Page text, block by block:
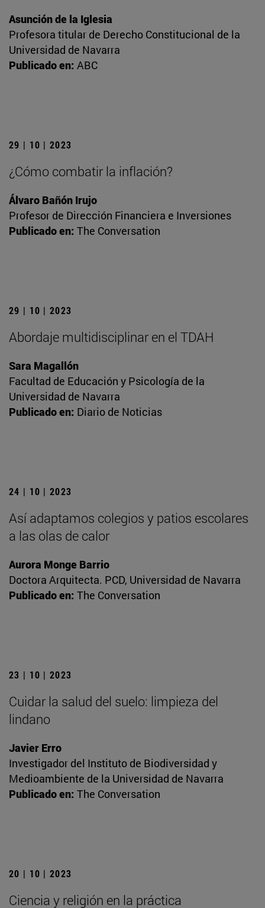
Asunción de la Iglesia
Profesora titular de Derecho Constitucional de la
Universidad de Navarra
Publicado en: ABC
29 | 10 | 2023
¿Cómo combatir la inflación?
Álvaro Bañón Irujo
Profesor de Dirección Financiera e Inversiones
Publicado en: The Conversation
29 | 10 | 2023
Abordaje multidisciplinar en el TDAH
Sara Magallón
Facultad de Educación y Psicología de la
Universidad de Navarra
Publicado en: Diario de Noticias
24 | 10 | 2023
Así adaptamos colegios y patios escolares
a las olas de calor
Aurora Monge Barrio
Doctora Arquitecta. PCD, Universidad de Navarra
Publicado en: The Conversation
23 | 10 | 2023
Cuidar la salud del suelo: limpieza del
lindano
Javier Erro
Investigador del Instituto de Biodiversidad y
Medioambiente de la Universidad de Navarra
Publicado en: The Conversation
20 | 10 | 2023
Ciencia y religión en la práctica